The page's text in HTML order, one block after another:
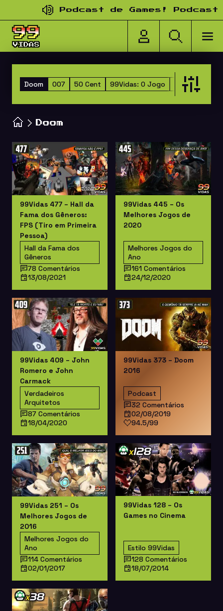
Pular para o conteúdoPodcast de Games! Podcast
007 50 Cent 99Vidas: O Jogo Ace Combat
Doom
Doom
99Vidas 477 – Hall da
Fama dos Gêneros:
FPS (Tiro em Primeira
Pessoa)
Hall da Fama dos
Gêneros
78 Comentários
13/08/2021
99Vidas 445 – Os
Melhores Jogos de
2020
Melhores Jogos do
Ano
161 Comentários
24/12/2020
99Vidas 409 – John
Romero e John
Carmack
Verdadeiros
Arquitetos
87 Comentários
18/04/2020
99Vidas 373 – Doom
2016
Podcast
32 Comentários
02/08/2019
94.5/99
99Vidas 251 – Os
Melhores Jogos de
2016
Melhores Jogos do
Ano
114 Comentários
02/01/2017
99Vidas 128 – Os
Games no Cinema
Estilo 99Vidas
128 Comentários
18/07/2014